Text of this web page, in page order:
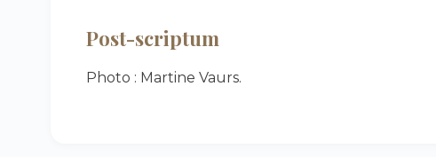
Post-scriptum
Photo : Martine Vaurs.